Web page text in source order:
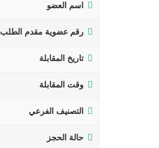
اسم العضو
رقم عضوية مقدم الطلب
تاريخ المقابلة
وقت المقابلة
التصنيف الفرعي
حالة الحجز